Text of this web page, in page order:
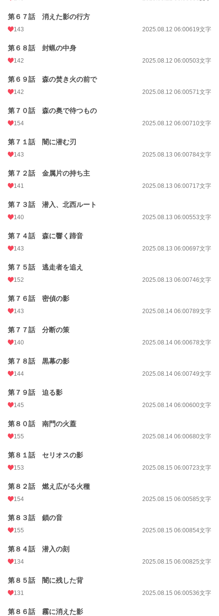
第６７話 消えた影の行方
143 2025.08.12 06:00619文字
第６８話 封蝋の中身
142 2025.08.12 06:00503文字
第６９話 森の焚き火の前で
142 2025.08.12 06:00571文字
第７０話 森の奥で待つもの
154 2025.08.12 06:00710文字
第７１話 闇に潜む刃
143 2025.08.13 06:00784文字
第７２話 金属片の持ち主
141 2025.08.13 06:00717文字
第７３話 潜入、北西ルート
140 2025.08.13 06:00553文字
第７４話 森に響く蹄音
143 2025.08.13 06:00697文字
第７５話 逃走者を追え
152 2025.08.13 06:00746文字
第７６話 密偵の影
143 2025.08.14 06:00789文字
第７７話 分断の策
140 2025.08.14 06:00678文字
第７８話 黒幕の影
144 2025.08.14 06:00749文字
第７９話 迫る影
145 2025.08.14 06:00600文字
第８０話 南門の火蓋
155 2025.08.14 06:00680文字
第８１話 セリオスの影
153 2025.08.15 06:00723文字
第８２話 燃え広がる火種
154 2025.08.15 06:00585文字
第８３話 鎖の音
155 2025.08.15 06:00854文字
第８４話 潜入の刻
134 2025.08.15 06:00825文字
第８５話 闇に残した背
131 2025.08.15 06:00536文字
第８６話 霧に消えた影